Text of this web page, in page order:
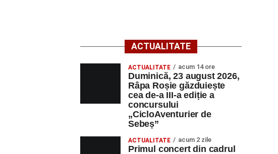
ACTUALITATE
ACTUALITATE acum 14 ore
Duminică, 23 august 2026,
Râpa Roșie găzduiește
cea de-a III-a ediție a
concursului
„CicloAventurier de
Sebeș”
ACTUALITATE acum 2 zile
Primul concert din cadrul